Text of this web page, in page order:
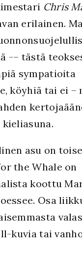
Chris
erilainen.
-– tästä
sympatioita
köyhiä tai ei –
asu on
the Whale on
koottu
Osa
kuvia tai